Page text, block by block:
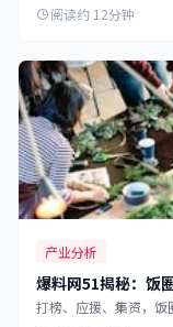
阅读约 12分钟
产业分析
爆料网51揭秘：饭
打榜、应援、集资，饭